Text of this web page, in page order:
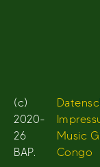
(c)
2020-
26
BAP.
Music
Congo